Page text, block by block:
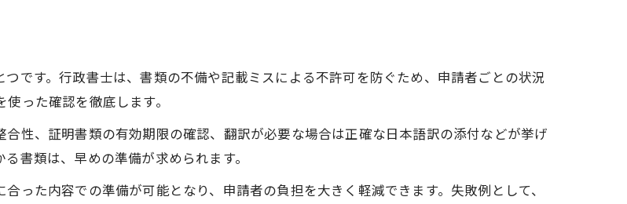
です。行政書士は、書類の不備や記載ミスによる不許可を防ぐため、申請者ごとの状況
った確認を徹底します。
性、証明書類の有効期限の確認、翻訳が必要な場合は正確な日本語訳の添付などが挙げ
書類は、早めの準備が求められます。
った内容での準備が可能となり、申請者の負担を大きく軽減できます。失敗例として、